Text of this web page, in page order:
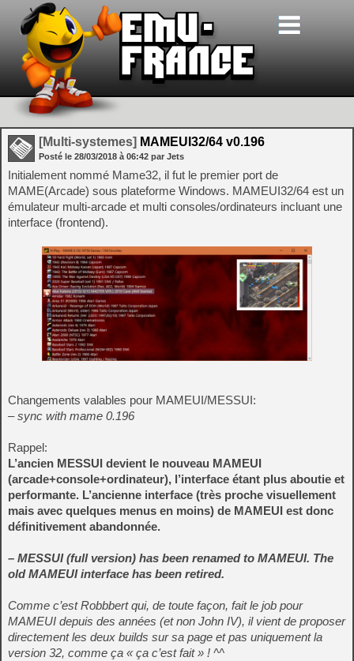
[Multi-systemes] MAMEUI32/64 v0.196
Posté le 28/03/2018 à 06:42 par Jets
Initialement nommé Mame32, il fut le premier port de
MAME(Arcade) sous plateforme Windows. MAMEUI32/64 est un
émulateur multi-arcade et multi consoles/ordinateurs incluant une
interface (frontend).
Changements valables pour MAMEUI/MESSUI:
– sync with mame 0.196
Rappel:
L’ancien MESSUI devient le nouveau MAMEUI
(arcade+console+ordinateur), l’interface étant plus aboutie et
performante. L’ancienne interface (très proche visuellement
mais avec quelques menus en moins) de MAMEUI est donc
définitivement abandonnée.
– MESSUI (full version) has been renamed to MAMEUI. The
old MAMEUI interface has been retired.
Comme c’est Robbbert qui, de toute façon, fait le job pour
MAMEUI depuis des années (et non John IV), il vient de proposer
directement les deux builds sur sa page et pas uniquement la
version 32, comme ça « ça c’est fait » ! ^^